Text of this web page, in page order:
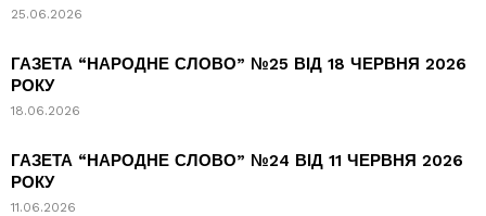
25.06.2026
ГАЗЕТА “НАРОДНЕ СЛОВО” №25 ВІД 18 ЧЕРВНЯ 2026
РОКУ
18.06.2026
ГАЗЕТА “НАРОДНЕ СЛОВО” №24 ВІД 11 ЧЕРВНЯ 2026
РОКУ
11.06.2026